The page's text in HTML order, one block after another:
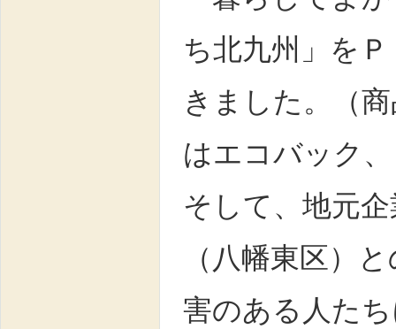
ち北九州」を
きました。（
はエコバック
そして、地元
（八幡東区）
害のある人た